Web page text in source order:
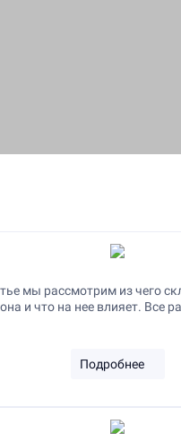
мы рассмотрим из чего
и что на нее влияет. Все
Подробнее